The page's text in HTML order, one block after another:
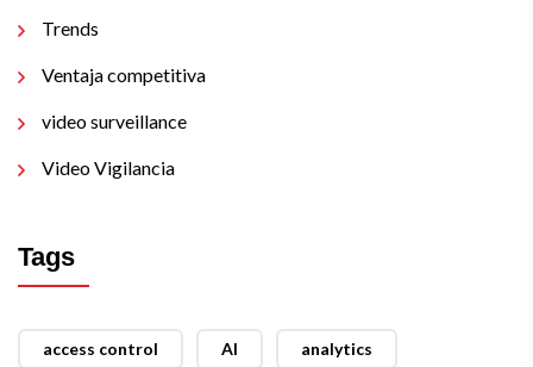
Trends
Ventaja competitiva
video surveillance
Video Vigilancia
Tags
access control AI analytics